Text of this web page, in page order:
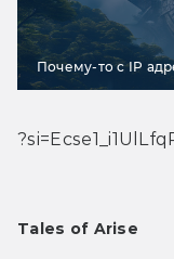
Почему-то с IP
Tales of Arise